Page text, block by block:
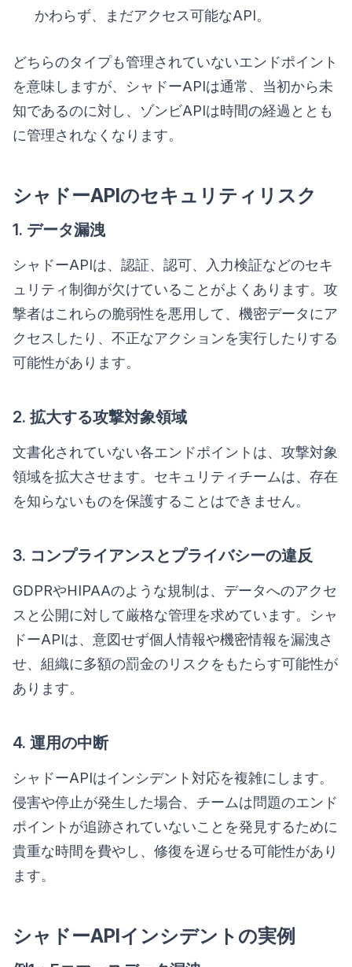
かわらず、まだアクセス可能なAPI。
どちらのタイプも管理されていないエンドポイント
を意味しますが、シャドーAPIは通常、当初から未
知であるのに対し、ゾンビAPIは時間の経過ととも
に管理されなくなります。
シャドーAPIのセキュリティリスク
1. データ漏洩
シャドーAPIは、認証、認可、入力検証などのセキ
ュリティ制御が欠けていることがよくあります。攻
撃者はこれらの脆弱性を悪用して、機密データにア
クセスしたり、不正なアクションを実行したりする
可能性があります。
2. 拡大する攻撃対象領域
文書化されていない各エンドポイントは、攻撃対象
領域を拡大させます。セキュリティチームは、存在
を知らないものを保護することはできません。
3. コンプライアンスとプライバシーの違反
GDPRやHIPAAのような規制は、データへのアクセ
スと公開に対して厳格な管理を求めています。シャ
ドーAPIは、意図せず個人情報や機密情報を漏洩さ
せ、組織に多額の罰金のリスクをもたらす可能性が
あります。
4. 運用の中断
シャドーAPIはインシデント対応を複雑にします。
侵害や停止が発生した場合、チームは問題のエンド
ポイントが追跡されていないことを発見するために
貴重な時間を費やし、修復を遅らせる可能性があり
ます。
シャドーAPIインシデントの実例